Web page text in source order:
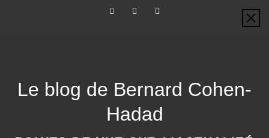
Le blog de Bernard Cohen-
Hadad